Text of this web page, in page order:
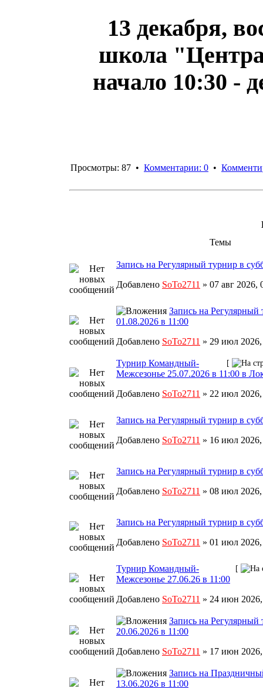
13 декабря,
школа
начало 10:30 -
Просмотры: 87 • Комментарии: 0 •
Темы
Запись на Регулярный турнир в
Добавлено SoTo2711 » 07 авг 2026,
Запись на Регулярный
01.08.2026 в 11:00
Добавлено SoTo2711 » 29 июл
[
Турнир Командный-
Межсезонье 25.07.2026 в 11:00 в
Добавлено SoTo2711 » 22 июл
Запись на Регулярный турнир в
Добавлено SoTo2711 » 16 июл
Запись на Регулярный турнир в
Добавлено SoTo2711 » 08 июл
Запись на Регулярный турнир в
Добавлено SoTo2711 » 01 июл
[
Турнир Командный-
Межсезонье 27.06.26 в 11:00
Добавлено SoTo2711 » 24 июн
Запись на Регулярный
20.06.2026 в 11:00
Добавлено SoTo2711 » 17 июн
Запись на
13.06.2026 в 11:00